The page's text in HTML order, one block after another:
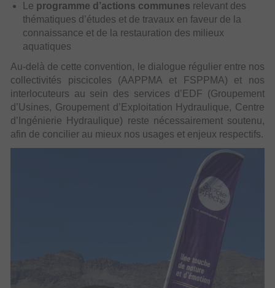
Le programme d’actions communes relevant des
thématiques d’études et de travaux en faveur de la
connaissance et de la restauration des milieux
aquatiques
Au-delà de cette convention, le dialogue régulier entre nos
collectivités piscicoles (AAPPMA et FSPPMA) et nos
interlocuteurs au sein des services d’EDF (Groupement
d’Usines, Groupement d’Exploitation Hydraulique, Centre
d’Ingénierie Hydraulique) reste nécessairement soutenu,
afin de concilier au mieux nos usages et enjeux respectifs.